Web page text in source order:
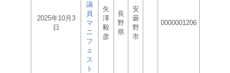
2025年10月3
日
議
員
マ
ニ
フ
ェ
ス
ト
矢
澤
毅
彦
長
野
県
安
曇
野
市
0000001206